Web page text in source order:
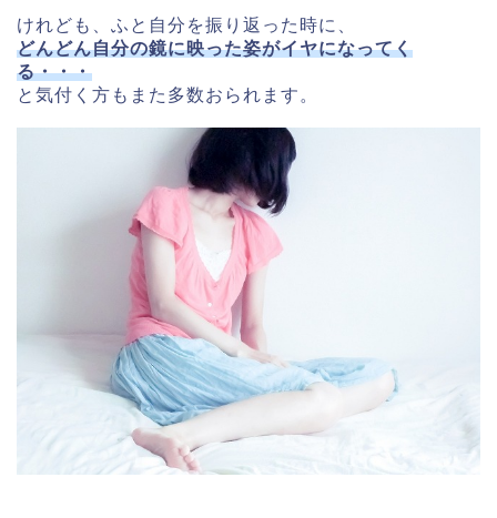
けれども、ふと自分を振り返った時に、
どんどん自分の鏡に映った姿がイヤになってく
る・・・
と気付く方もまた多数おられます。